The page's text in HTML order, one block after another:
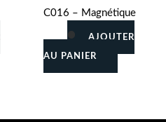
C016 – Magnétique
AJOUTER
AU PANIER